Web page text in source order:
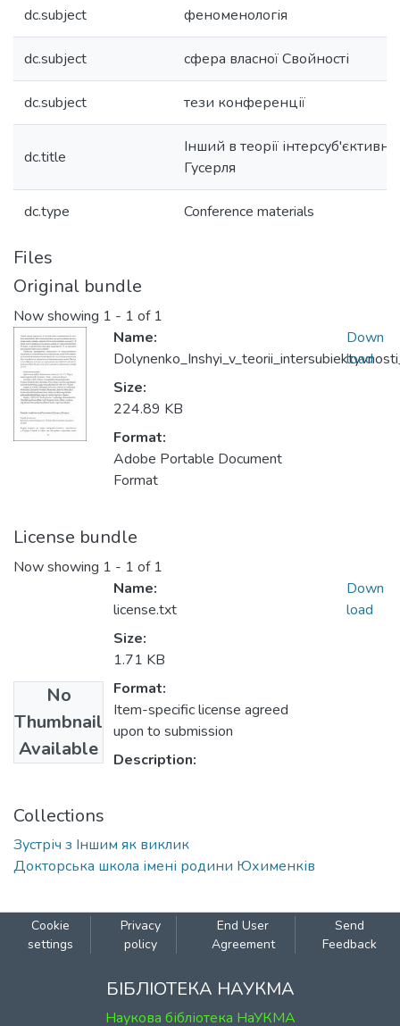
dc.subject феноменологія
dc.subject сфера власної Свойності
dc.subject тези конференції
dc.title
Інший в теорії
Гусерля
dc.type Conference materials
Files
Original bundle
Now showing 1 - 1 of 1
Name:
Size:
224.89 KB
Format:
Adobe Portable Document
Format
Down
load
License bundle
Now showing 1 - 1 of 1
No
Thumbnail
Available
Name:
license.txt
Size:
1.71 KB
Format:
Item-specific license agreed
upon to submission
Description:
Down
load
Collections
Зустріч з Іншим як виклик
Докторська школа імені родини Юхименків
Cookie
settings
Privacy
policy
End User
Agreement
Send
Feedback
БІБЛІОТЕКА НАУКМА
Наукова бібліотека НаУКМА